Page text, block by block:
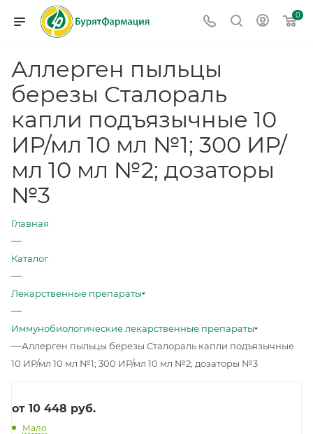
0
Аллерген пыльцы
березы Сталораль
капли подъязычные 10
ИР/мл 10 мл №1; 300 ИР/
мл 10 мл №2; дозаторы
№3
Главная
—
Каталог
—
Лекарственные препараты
—
Иммунобиологические лекарственные препараты
—Аллерген пыльцы березы Сталораль капли подъязычные
10 ИР/мл 10 мл №1; 300 ИР/мл 10 мл №2; дозаторы №3
от 10 448 руб.
Мало